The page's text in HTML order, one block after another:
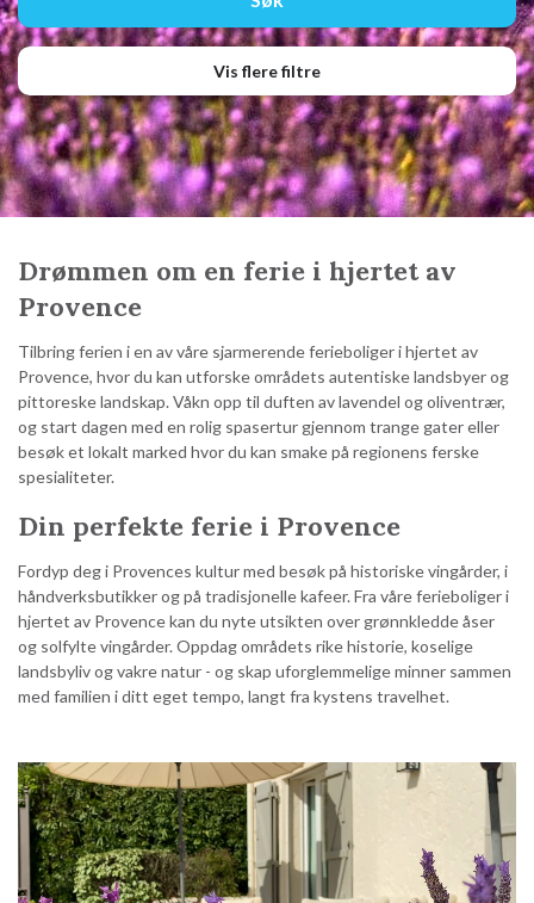
Vis flere filtre
Drømmen om en ferie i hjertet av
Provence
Tilbring ferien i en av våre sjarmerende ferieboliger i hjertet av
Provence, hvor du kan utforske områdets autentiske landsbyer og
pittoreske landskap. Våkn opp til duften av lavendel og oliventrær,
og start dagen med en rolig spasertur gjennom trange gater eller
besøk et lokalt marked hvor du kan smake på regionens ferske
spesialiteter.
Din perfekte ferie i Provence
Fordyp deg i Provences kultur med besøk på historiske vingårder, i
håndverksbutikker og på tradisjonelle kafeer. Fra våre ferieboliger i
hjertet av Provence kan du nyte utsikten over grønnkledde åser
og solfylte vingårder. Oppdag områdets rike historie, koselige
landsbyliv og vakre natur - og skap uforglemmelige minner sammen
med familien i ditt eget tempo, langt fra kystens travelhet.